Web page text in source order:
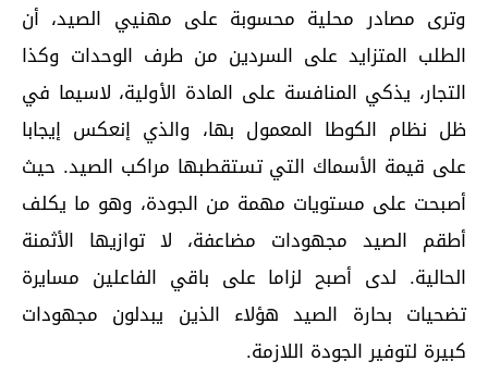
وترى مصادر محلية محسوبة على مهنيي الصيد، أن
الطلب المتزايد على السردين من طرف الوحدات وكذا
التجار، يذكي المنافسة على المادة الأولية، لاسيما في
ظل نظام الكوطا المعمول بها، والذي إنعكس إيجابا
على قيمة الأسماك التي تستقطبها مراكب الصيد. حيث
أصبحت على مستويات مهمة من الجودة، وهو ما يكلف
أطقم الصيد مجهودات مضاعفة، لا توازيها الأثمنة
الحالية. لدى أصبح لزاما على باقي الفاعلين مسايرة
تضحيات بحارة الصيد هؤلاء الذين يبدلون مجهودات
كبيرة لتوفير الجودة اللازمة.